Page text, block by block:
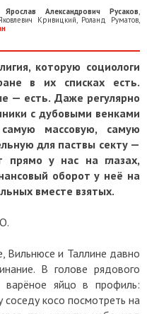
,Ярослав Александрович Русаков
Кривицкий Роланд Руматов
которую социологи
в их списках есть.
— есть. Даже регулярно
с дубовыми венками
массовую, самую
для паствы секту —
прямо у нас на глазах,
оборот у неё на
вместе взятых.
Вильнюсе и Таллине давно
В голове рядового
варёное яйцо в профиль:
косо посмотреть на